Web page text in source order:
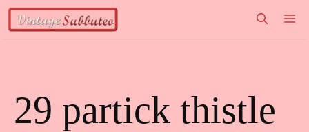
Vai
29 partick thistle